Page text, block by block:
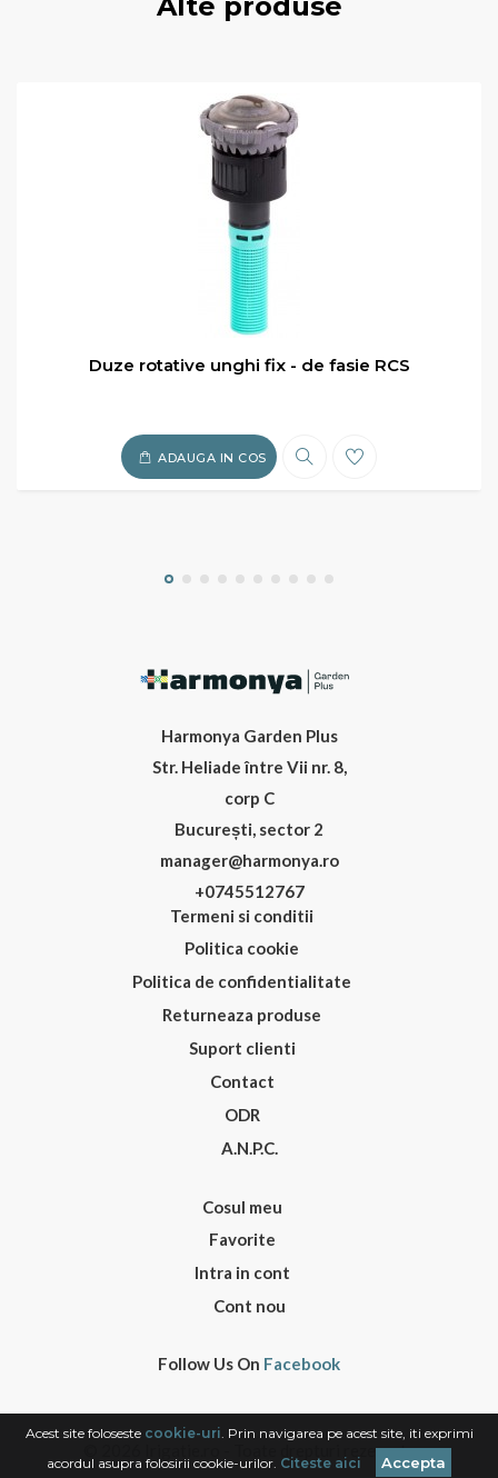
Duze rotative unghi fix - de fasie RCS
ADAUGA IN COS
Harmonya Garden Plus
Str. Heliade între Vii nr. 8,
corp C
București, sector 2
manager@harmonya.ro
+0745512767
Termeni si conditii
Politica cookie
Politica de confidentialitate
Returneaza produse
Suport clienti
Contact
ODR
A.N.P.C.
Cosul meu
Favorite
Intra in cont
Cont nou
Follow Us On Facebook
© 2026 Irigatie.ro - Toate drepturi rezervate
Acest site foloseste cookie-uri. Prin navigarea pe acest site, iti exprimi
acordul asupra folosirii cookie-urilor. Citeste aici Accepta